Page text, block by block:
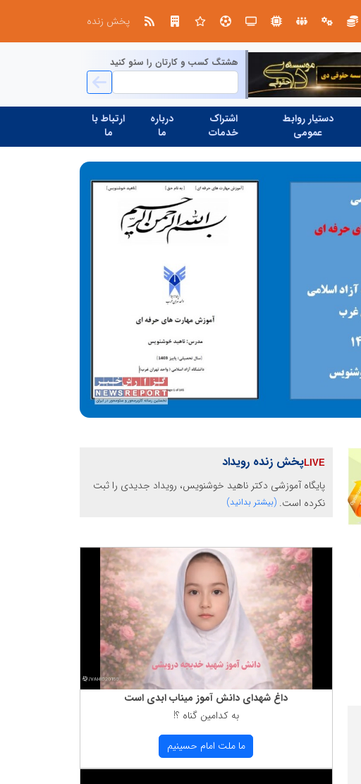
پخش زنده
هشتگ کسب و کارتان را سئو کنید
دستیار روابط
عمومی
اشتراک
خدمات
درباره
ما
ارتباط با
ما
پخش زنده رویداد
پایگاه آموزشی دکتر ناهید خوشنویس، رویداد جدیدی را ثبت
نکرده است. (بیشتر بدانید)
داغ شهدای دانش آموز میناب ابدی است
به كدامین گناه ؟!
ما ملت امام حسینیم